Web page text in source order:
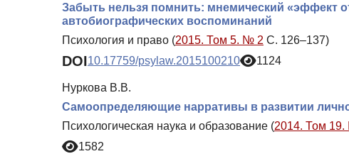
Забыть нельзя помнить: мнемический «эффект
автобиографических воспоминаний
Психология и право (2015. Том 5. № 2 С. 126–137)
DOI10.17759/psylaw.2015100210 1124
Нуркова В.В.
Самоопределяющие нарративы в развитии
Психологическая наука и образование (2014. Том
1582